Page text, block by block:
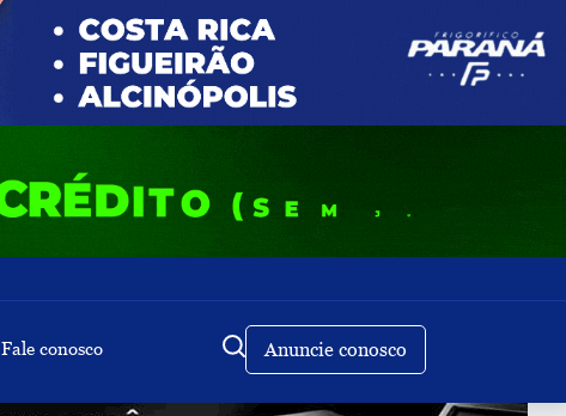
Fale conosco Anuncie conosco